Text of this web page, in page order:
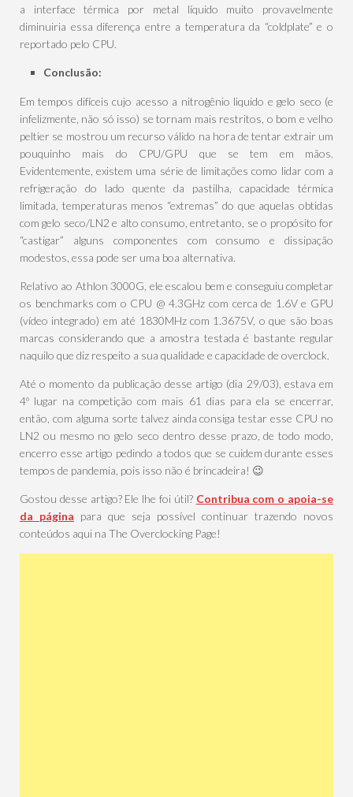
a interface térmica por metal líquido muito provavelmente
diminuiria essa diferença entre a temperatura da “coldplate” e o
reportado pelo CPU.
Conclusão:
Em tempos difíceis cujo acesso a nitrogênio liquido e gelo seco (e
infelizmente, não só isso) se tornam mais restritos, o bom e velho
peltier se mostrou um recurso válido na hora de tentar extrair um
pouquinho mais do CPU/GPU que se tem em mãos.
Evidentemente, existem uma série de limitações como lidar com a
refrigeração do lado quente da pastilha, capacidade térmica
limitada, temperaturas menos “extremas” do que aquelas obtidas
com gelo seco/LN2 e alto consumo, entretanto, se o propósito for
“castigar” alguns componentes com consumo e dissipação
modestos, essa pode ser uma boa alternativa.
Relativo ao Athlon 3000G, ele escalou bem e conseguiu completar
os benchmarks com o CPU @ 4.3GHz com cerca de 1.6V e GPU
(vídeo integrado) em até 1830MHz com 1.3675V, o que são boas
marcas considerando que a amostra testada é bastante regular
naquilo que diz respeito a sua qualidade e capacidade de overclock.
Até o momento da publicação desse artigo (dia 29/03), estava em
4º lugar na competição com mais 61 dias para ela se encerrar,
então, com alguma sorte talvez ainda consiga testar esse CPU no
LN2 ou mesmo no gelo seco dentro desse prazo, de todo modo,
encerro esse artigo pedindo a todos que se cuidem durante esses
tempos de pandemia, pois isso não é brincadeira! 😉
Gostou desse artigo? Ele lhe foi útil? Contribua com o apoia-se
da página para que seja possível continuar trazendo novos
conteúdos aqui na The Overclocking Page!